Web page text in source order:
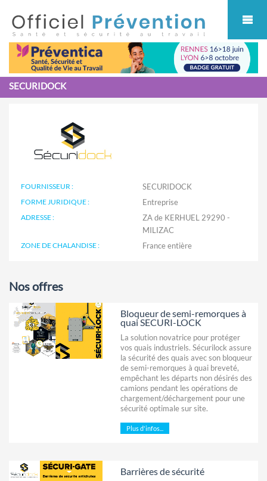
SECURIDOCK
FOURNISSEUR : SECURIDOCK
FORME JURIDIQUE : Entreprise
ADRESSE :
ZA de KERHUEL 29290 -
MILIZAC
ZONE DE CHALANDISE :
Nos offres
Bloqueur de semi-remorques à
quai SECURI-LOCK
La solution novatrice pour protéger
vos quais industriels. Sécurilock assure
la sécurité des quais avec son bloqueur
de semi-remorques à quai breveté,
empêchant les départs non désirés des
camions pendant les opérations de
chargement/déchargement pour une
sécurité optimale sur site.
Plus d'infos...
Barrières de sécurité